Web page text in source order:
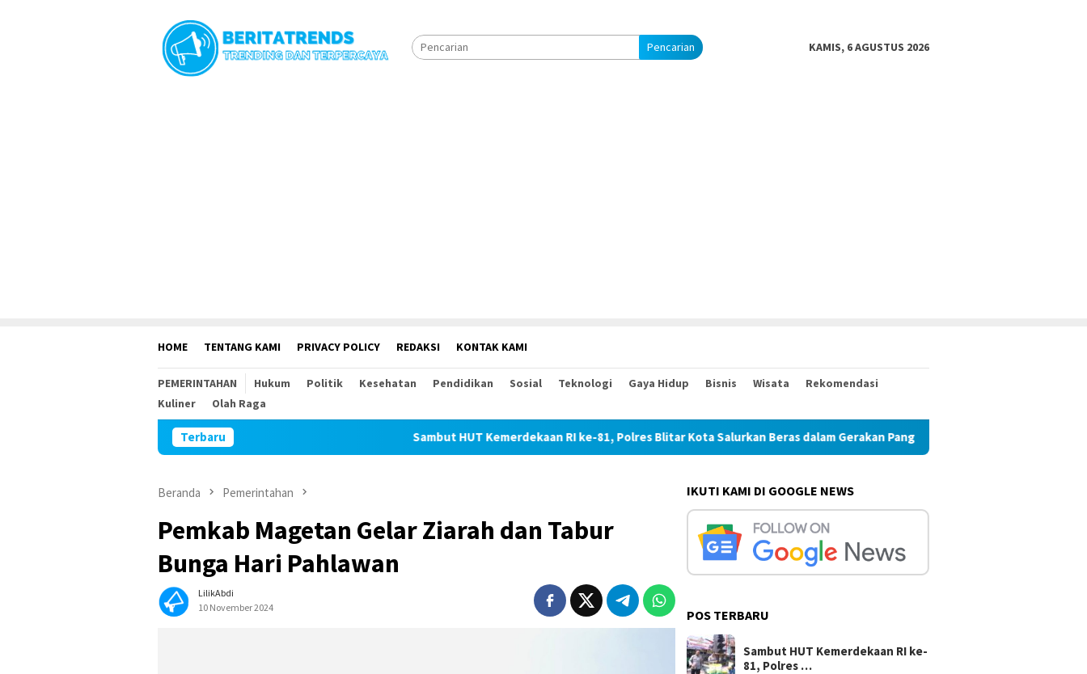
Pencarian KAMIS, 6 AGUSTUS 2026
HOME TENTANG KAMI PRIVACY POLICY REDAKSI KONTAK KAMI
PEMERINTAHAN Hukum Politik Kesehatan Pendidikan Sosial Teknologi Gaya Hidup Bisnis Wisata
Rekomendasi
Kuliner
Olah Raga
Terbaru Sambut HUT Kemerdekaan RI ke-81, Polres Blitar Kota Salurkan Beras dalam Gerakan Pangan Murah
Beranda Pemerintahan
Pemkab Magetan Gelar Ziarah dan Tabur
Bunga Hari Pahlawan
LilikAbdi
10 November 2024
IKUTI KAMI DI GOOGLE NEWS
POS TERBARU
Sambut HUT Kemerdekaan RI ke-
81, Polres …